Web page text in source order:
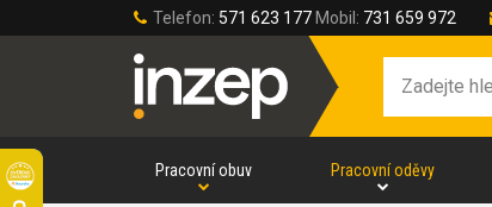
Telefon: 571 623 177 Mobil: 731 659 972
Pracovní obuv Pracovní oděvy